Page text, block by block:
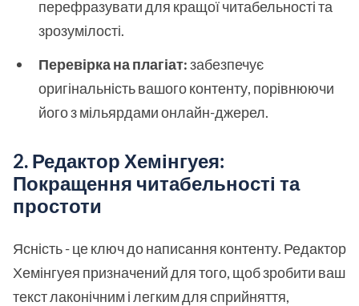
перефразувати для кращої читабельності та
зрозумілості.
Перевірка на плагіат:забезпечує
оригінальність вашого контенту, порівнюючи
його з мільярдами онлайн-джерел.
2. Редактор Хемінгуея:
Покращення читабельності та
простоти
Ясність - це ключ до написання контенту. Редактор
Хемінгуея призначений для того, щоб зробити ваш
текст лаконічним і легким для сприйняття,